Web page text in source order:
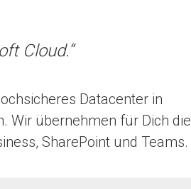
Cloud.“
Datacenter in
Wir übernehmen für Dich die
SharePoint und Teams.